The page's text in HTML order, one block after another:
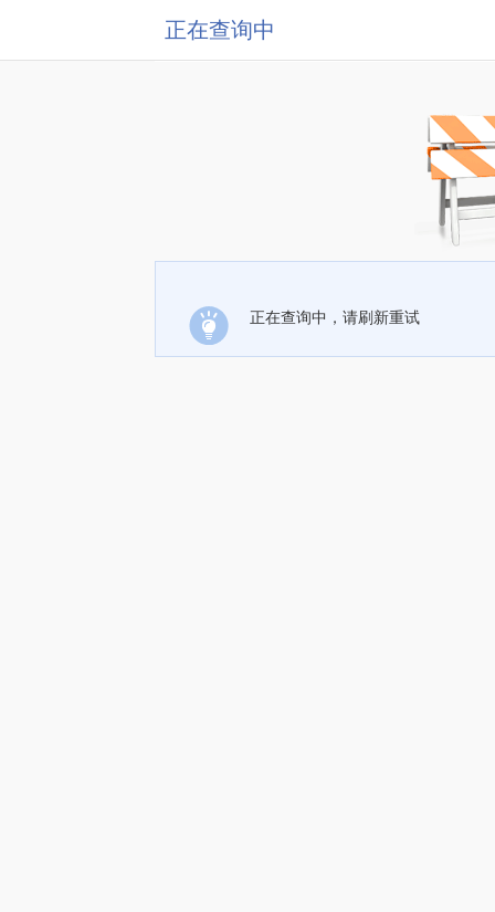
正在查询中
正在查询中，请刷新重试